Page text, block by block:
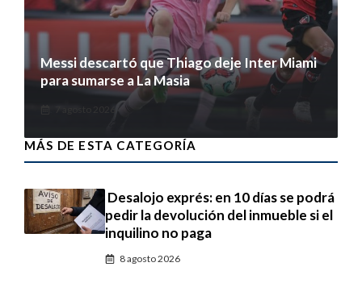
Messi descartó que Thiago deje Inter Miami
para sumarse a La Masia
MÁS DE ESTA CATEGORÍA
Desalojo exprés: en 10 días se podrá
pedir la devolución del inmueble si el
inquilino no paga
8 agosto 2026